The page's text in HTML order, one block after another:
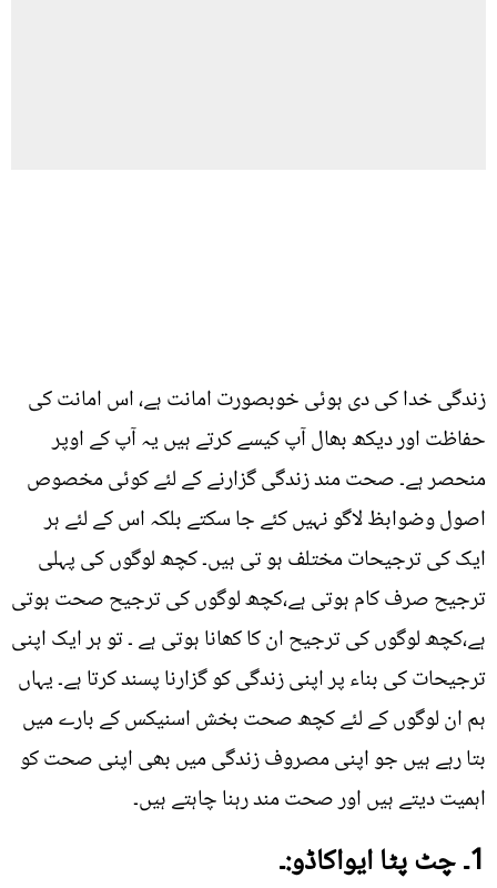
زندگی خدا کی دی ہوئی خوبصورت امانت ہے، اس امانت کی
حفاظت اور دیکھ بھال آپ کیسے کرتے ہیں یہ آپ کے اوپر
منحصر ہے۔ صحت مند زندگی گزارنے کے لئے کوئی مخصوص
اصول وضوابظ لاگو نہیں کئے جا سکتے بلکہ اس کے لئے ہر
ایک کی ترجیحات مختلف ہو تی ہیں۔ کچھ لوگوں کی پہلی
ترجیح صرف کام ہوتی ہے،کچھ لوگوں کی ترجیح صحت ہوتی
ہے،کچھ لوگوں کی ترجیح ان کا کھانا ہوتی ہے ۔ تو ہر ایک اپنی
ترجیحات کی بناء پر اپنی زندگی کو گزارنا پسند کرتا ہے۔ یہاں
ہم ان لوگوں کے لئے کچھ صحت بخش اسنیکس کے بارے میں
بتا رہے ہیں جو اپنی مصروف زندگی میں بھی اپنی صحت کو
اہمیت دیتے ہیں اور صحت مند رہنا چاہتے ہیں۔
1۔ چٹ پٹا ایواکاڈو:۔